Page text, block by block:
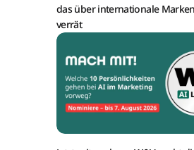
das über internationale
verrät